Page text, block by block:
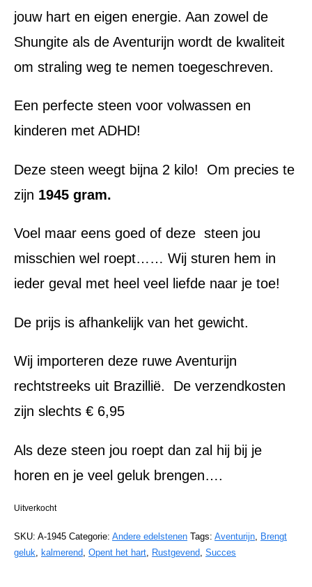
jouw hart en eigen energie. Aan zowel de
Shungite als de Aventurijn wordt de kwaliteit
om straling weg te nemen toegeschreven.
Een perfecte steen voor volwassen en
kinderen met ADHD!
Deze steen weegt bijna 2 kilo! Om precies te
zijn 1945 gram.
Voel maar eens goed of deze steen jou
misschien wel roept…… Wij sturen hem in
ieder geval met heel veel liefde naar je toe!
De prijs is afhankelijk van het gewicht.
Wij importeren deze ruwe Aventurijn
rechtstreeks uit Brazillië. De verzendkosten
zijn slechts € 6,95
Als deze steen jou roept dan zal hij bij je
horen en je veel geluk brengen….
Uitverkocht
SKU: A-1945 Categorie: Andere edelstenen Tags: Aventurijn, Brengt
geluk, kalmerend, Opent het hart, Rustgevend, Succes